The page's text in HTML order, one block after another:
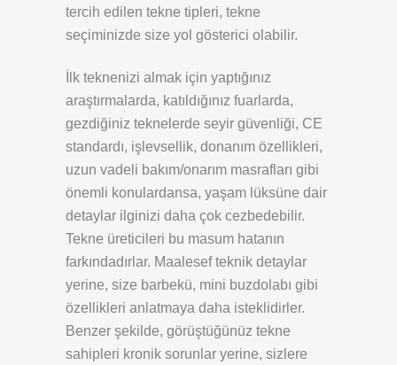
tercih edilen tekne tipleri, tekne
seçiminizde size yol gösterici olabilir.
İlk teknenizi almak için yaptığınız
araştırmalarda, katıldığınız fuarlarda,
gezdiğiniz teknelerde seyir güvenliği, CE
standardı, işlevsellik, donanım özellikleri,
uzun vadeli bakım/onarım masrafları gibi
önemli konulardansa, yaşam lüksüne dair
detaylar ilginizi daha çok cezbedebilir.
Tekne üreticileri bu masum hatanın
farkındadırlar. Maalesef teknik detaylar
yerine, size barbekü, mini buzdolabı gibi
özellikleri anlatmaya daha isteklidirler.
Benzer şekilde, görüştüğünüz tekne
sahipleri kronik sorunlar yerine, sizlere